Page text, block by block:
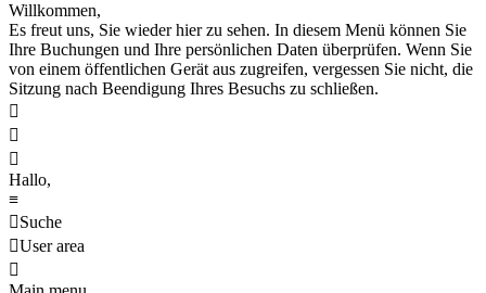
Willkommen,
Es freut uns, Sie wieder hier zu sehen. In diesem Menü können Sie
Ihre Buchungen und Ihre persönlichen Daten überprüfen. Wenn Sie
von einem öffentlichen Gerät aus zugreifen, vergessen Sie nicht, die
Sitzung nach Beendigung Ihres Besuchs zu schließen.



Hallo,
≡
Suche
User area
